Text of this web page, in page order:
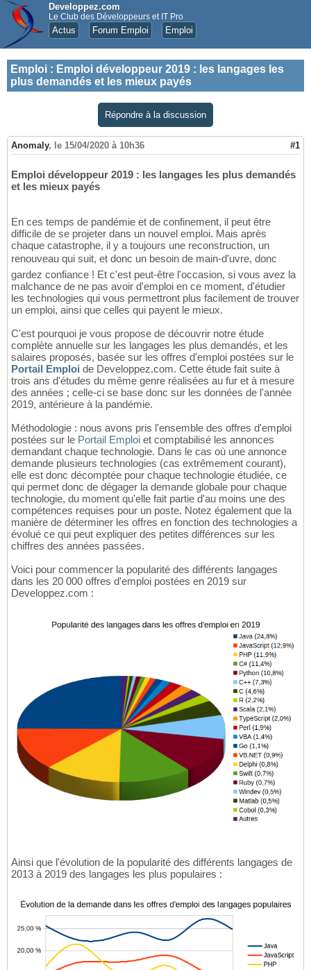
Developpez.com
Le Club des Développeurs et IT Pro
Actus Forum Emploi Emploi
Emploi : Emploi développeur 2019 : les langages les
plus demandés et les mieux payés
Répondre à la discussion
Anomaly, le 15/04/2020 à 10h36 #1
Emploi développeur 2019 : les langages les plus demandés
et les mieux payés
En ces temps de pandémie et de confinement, il peut être
difficile de se projeter dans un nouvel emploi. Mais après
chaque catastrophe, il y a toujours une reconstruction, un
renouveau qui suit, et donc un besoin de main-d'uvre, donc
gardez confiance ! Et c'est peut-être l'occasion, si vous avez la
malchance de ne pas avoir d'emploi en ce moment, d'étudier
les technologies qui vous permettront plus facilement de trouver
un emploi, ainsi que celles qui payent le mieux.
C'est pourquoi je vous propose de découvrir notre étude
complète annuelle sur les langages les plus demandés, et les
salaires proposés, basée sur les offres d'emploi postées sur le
Portail Emploi de Developpez.com. Cette étude fait suite à
trois ans d'études du même genre réalisées au fur et à mesure
des années ; celle-ci se base donc sur les données de l'année
2019, antérieure à la pandémie.
Méthodologie : nous avons pris l'ensemble des offres d'emploi
postées sur le Portail Emploi et comptabilisé les annonces
demandant chaque technologie. Dans le cas où une annonce
demande plusieurs technologies (cas extrêmement courant),
elle est donc décomptée pour chaque technologie étudiée, ce
qui permet donc de dégager la demande globale pour chaque
technologie, du moment qu'elle fait partie d'au moins une des
compétences requises pour un poste. Notez également que la
manière de déterminer les offres en fonction des technologies a
évolué ce qui peut expliquer des petites différences sur les
chiffres des années passées.
Voici pour commencer la popularité des différents langages
dans les 20 000 offres d'emploi postées en 2019 sur
Developpez.com :
Ainsi que l'évolution de la popularité des différents langages de
2013 à 2019 des langages les plus populaires :